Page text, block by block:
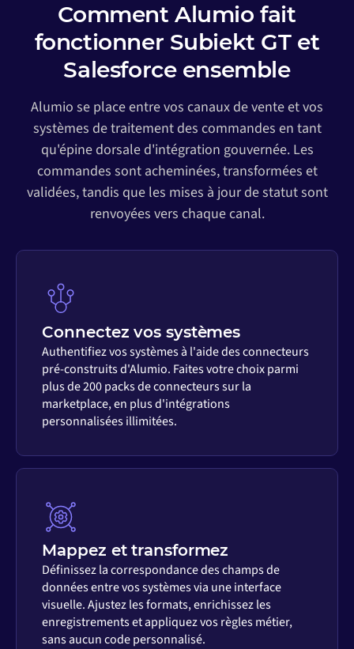
Comment Alumio fait
fonctionner Subiekt GT et
Salesforce ensemble
Alumio se place entre vos canaux de vente et vos
systèmes de traitement des commandes en tant
qu'épine dorsale d'intégration gouvernée. Les
commandes sont acheminées, transformées et
validées, tandis que les mises à jour de statut sont
renvoyées vers chaque canal.
Connectez vos systèmes
Authentifiez vos systèmes à l'aide des connecteurs
pré-construits d'Alumio. Faites votre choix parmi
plus de 200 packs de connecteurs sur la
marketplace, en plus d'intégrations
personnalisées illimitées.
Mappez et transformez
Définissez la correspondance des champs de
données entre vos systèmes via une interface
visuelle. Ajustez les formats, enrichissez les
enregistrements et appliquez vos règles métier,
sans aucun code personnalisé.